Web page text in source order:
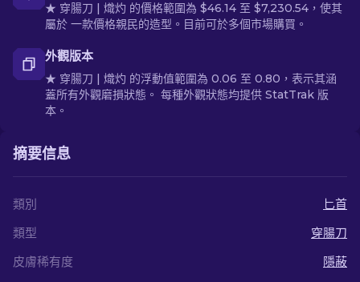
★ 穿腸刀 | 熾灼 的價格範圍為 $46.14 至 $7,230.54，使其
屬於 一款價格親民的造型。目前可於多個市場購買。
外觀版本
★ 穿腸刀 | 熾灼 的浮動值範圍為 0.06 至 0.80，表示其涵
蓋所有外觀磨損狀態。 每種外觀狀態均提供 StatTrak 版
本。
摘要信息
類別
匕首
類型
穿腸刀
皮膚稀有度
隱蔽